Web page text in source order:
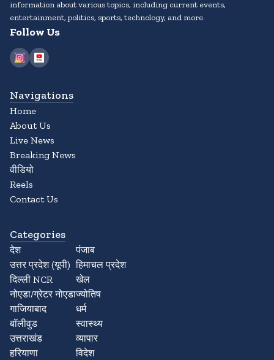
information about various topics, including current events,
entertainment, politics, sports, technology, and more.
Follow Us
Navigations
Home
About Us
Live News
Breaking News
वीडियो
Reels
Contact Us
Categories
देश
उत्तर प्रदेश (यूपी)
दिल्ली NCR
नोएडा/ग्रेटर नोएडा
गाजियाबाद
बॉलीवुड
उत्तराखंड
हरियाणा
पंजाब
हिमाचल प्रदेश
खेल
ज्योतिष
धर्म
स्वास्थ्य
व्यापार
विदेश